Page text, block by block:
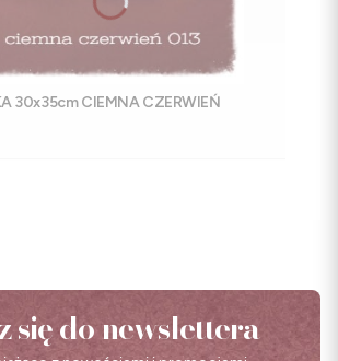
30x35cm CIEMNA CZERWIEŃ
się do newslettera